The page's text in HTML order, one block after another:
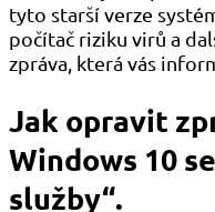
tyto starší verze
počítač riziku virů a
zpráva, která vás
Jak opravit
Windows 10
služby“.